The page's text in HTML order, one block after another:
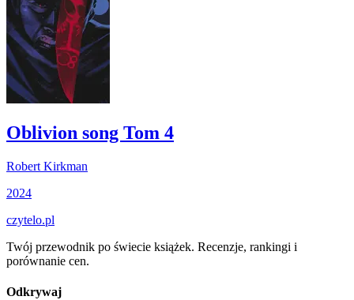
Oblivion song Tom 4
Robert Kirkman
2024
czytelo.pl
Twój przewodnik po świecie książek. Recenzje, rankingi i
porównanie cen.
Odkrywaj